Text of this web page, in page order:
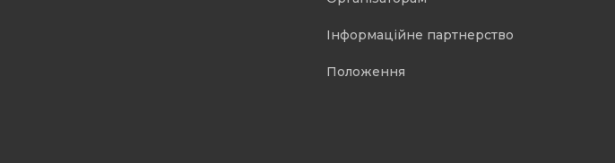
Інформаційне партнерство
Положення